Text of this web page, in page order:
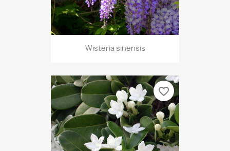
Wisteria sinensis
favorite_border